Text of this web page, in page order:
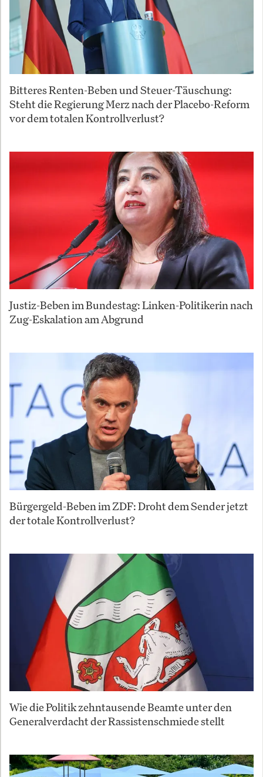
Bitteres Renten-Beben und Steuer-Täuschung:
Steht die Regierung Merz nach der Placebo-Reform
vor dem totalen Kontrollverlust?
Justiz-Beben im Bundestag: Linken-Politikerin nach
Zug-Eskalation am Abgrund
Bürgergeld-Beben im ZDF: Droht dem Sender jetzt
der totale Kontrollverlust?
Wie die Politik zehntausende Beamte unter den
Generalverdacht der Rassistenschmiede stellt